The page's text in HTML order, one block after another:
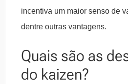
incentiva um maior senso de
dentre outras vantagens.
Quais são as
do kaizen?